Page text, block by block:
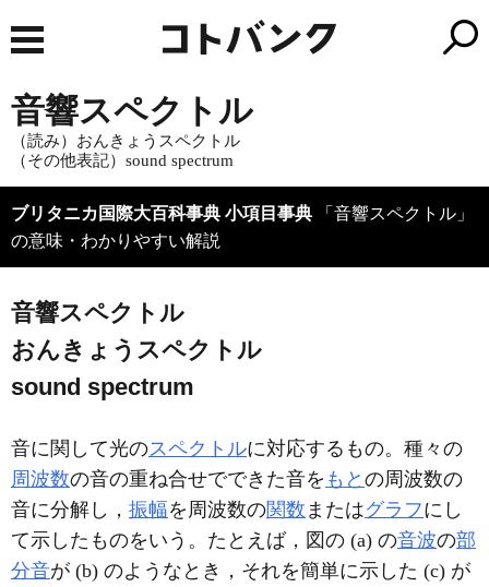
音響スペクトル
（読み）おんきょうスペクトル
（その他表記）sound spectrum
ブリタニカ国際大百科事典 小項目事典 「音響スペクトル」
の意味・わかりやすい解説
音響スペクトル
おんきょうスペクトル
sound spectrum
音に関して光のスペクトルに対応するもの。種々の
周波数の音の重ね合せでできた音を もと の周波数の
音に分解し， 振幅を周波数の関数 またはグラフにし
て示したものをいう。たとえば，図の (a) の音波の部
分音が (b) のようなとき，それを簡単に示した (c) が